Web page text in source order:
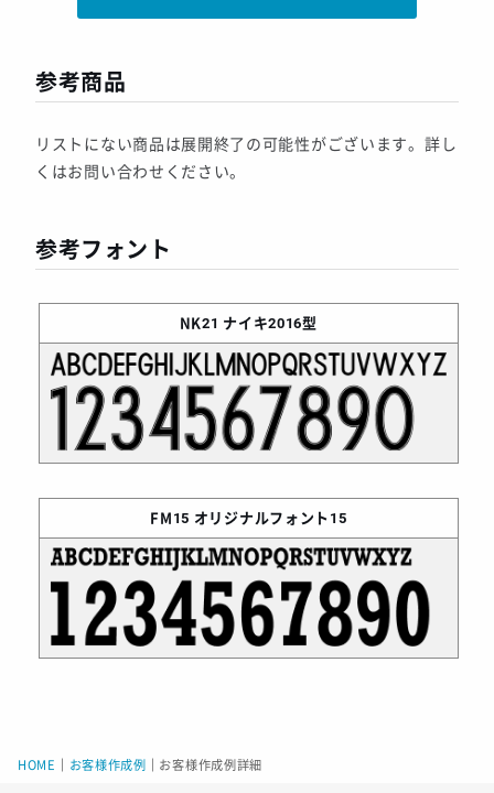
参考商品
リストにない商品は展開終了の可能性がございます。詳し
くはお問い合わせください。
参考フォント
NK21 ナイキ2016型
FM15 オリジナルフォント15
HOME お客様作成例 お客様作成例詳細